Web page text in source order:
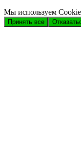
Мы используем
Принять все